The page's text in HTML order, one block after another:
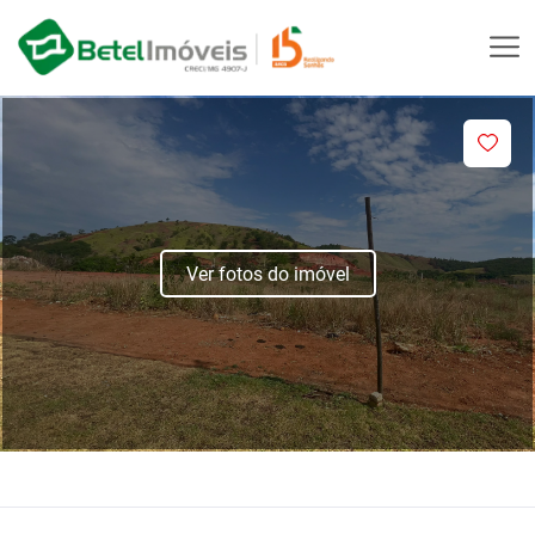
Ver fotos do imóvel